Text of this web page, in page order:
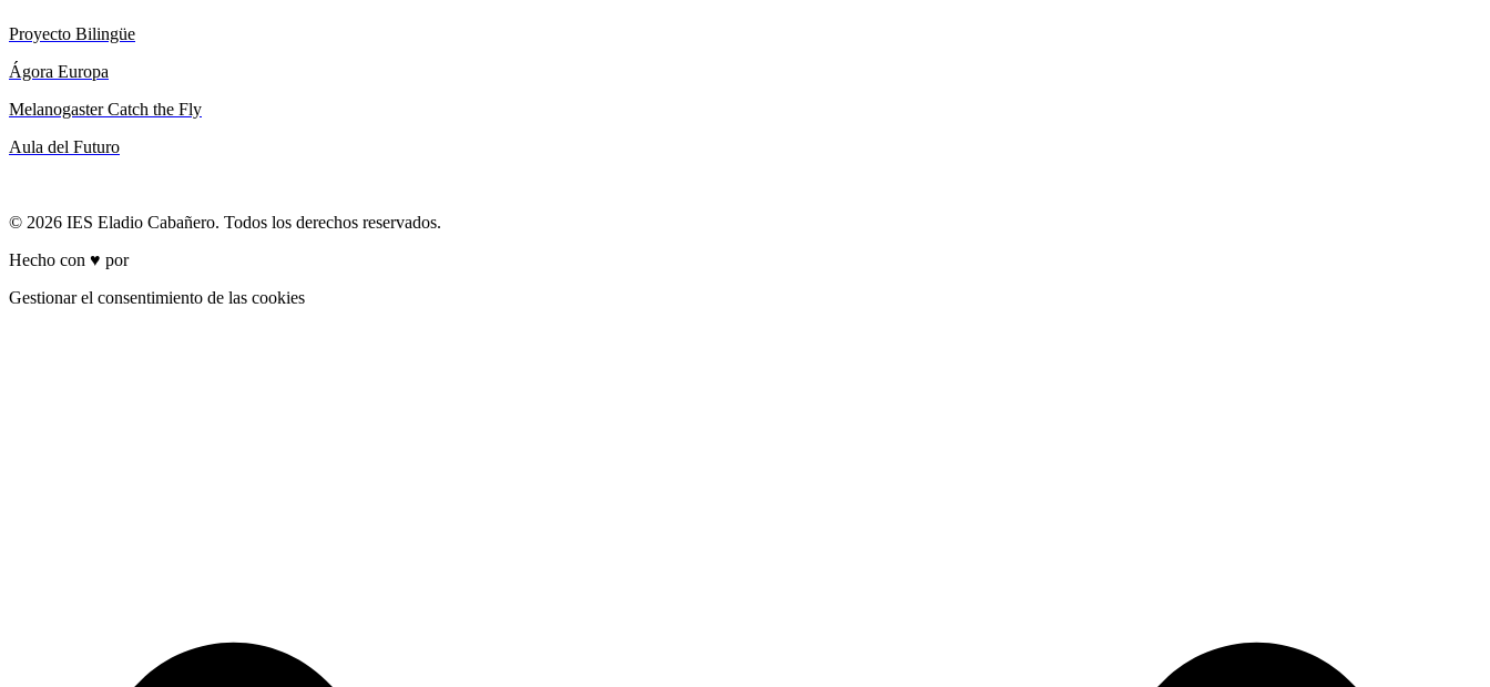
Proyecto Bilingüe
Ágora Europa
Melanogaster Catch the Fly
Aula del Futuro
© 2026 IES Eladio Cabañero. Todos los derechos reservados.
Hecho con ♥ por
Gestionar el consentimiento de las cookies